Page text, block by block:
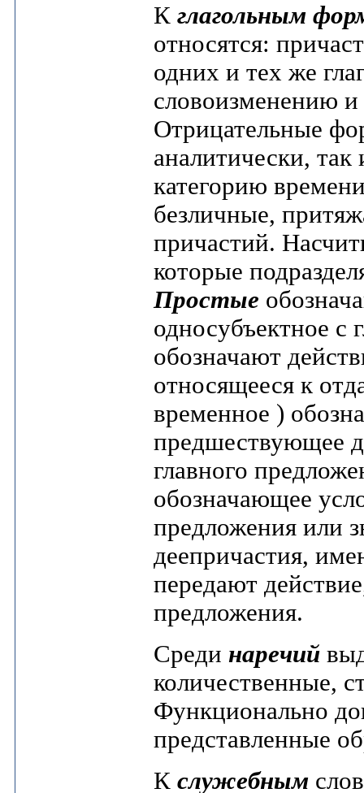
К глагольным
относятся:
одних и тех же
словоизменению
Отрицательные
аналитически,
категорию
безличные,
причастий.
которые
Простые
односубъектное с
обозначают
относящееся к
временное )
предшествующее
главного
обозначающее
предложения или
деепричастия,
передают
предложения.
Среди наречий
количественные,
Функционально
представленные
К служебным